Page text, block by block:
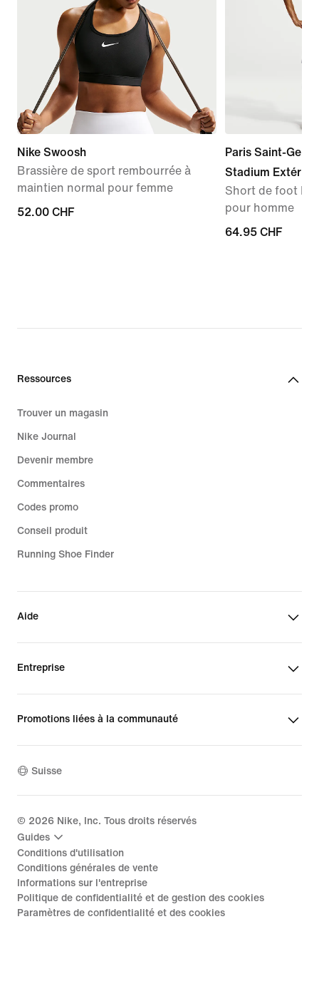
Nike Swoosh
Brassière de sport rembourrée à
maintien normal pour femme
52.00 CHF
52.00 CHF
Paris Saint-
Stadium
Short de foot
pour homme
64.95 CHF
64.95 CHF
Ressources
Trouver un magasin
Nike Journal
Devenir membre
Commentaires
Codes promo
Conseil produit
Running Shoe Finder
Aide
Entreprise
Promotions liées à la communauté
Suisse
© 2026 Nike, Inc. Tous droits réservés
Guides
Conditions d'utilisation
Conditions générales de vente
Informations sur l'entreprise
Politique de confidentialité et de gestion des cookies
Paramètres de confidentialité et des cookies